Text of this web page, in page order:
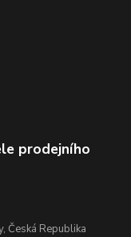
prodejního
Česká Republika